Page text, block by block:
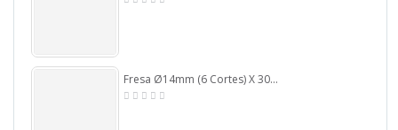
Fresa Ø14mm (6 Cortes) X 30mm ÁRea De Corte X 75mm Total X 14mm Haste. (Ftr250)